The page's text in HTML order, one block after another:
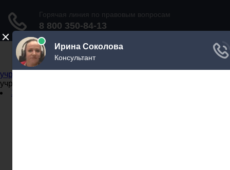
Не официальный справочник государственных
учреждений
учреждений
Задать вопрос юристу